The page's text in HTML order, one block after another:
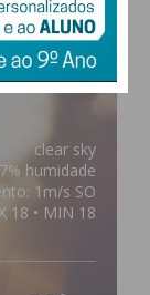
clear sky
humidade
1m/s SO
18 • MIN 18